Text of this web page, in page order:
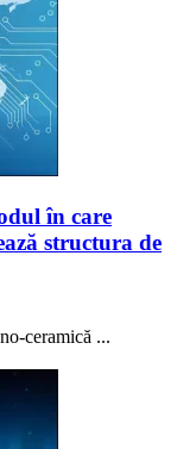
în care
structura de
ceramică ...